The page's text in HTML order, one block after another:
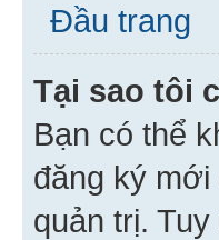
Đầu trang
Tại sao tôi
Bạn có thể
đăng ký
quản trị.